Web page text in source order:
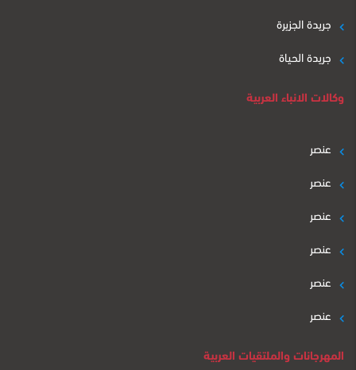
جريدة الجزيرة
جريدة الحياة
وكالات الانباء العربية
عنصر
عنصر
عنصر
عنصر
عنصر
عنصر
المهرجانات والملتقيات العربية